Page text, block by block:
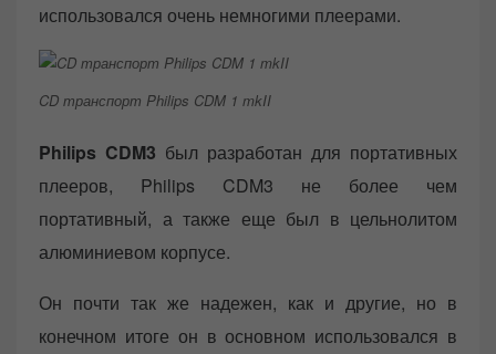
использовался очень немногими плеерами.
CD транспорт Philips CDM 1 mkII
Philips CDM3 был разработан для портативных
плееров, Philips CDM3 не более чем
портативный, а также еще был в цельнолитом
алюминиевом корпусе.
Он почти так же надежен, как и другие, но в
конечном итоге он в основном использовался в